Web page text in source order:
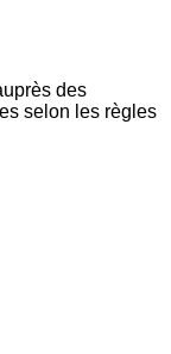
des
selon les règles